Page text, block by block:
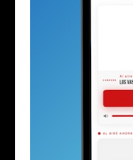
Plan de
publicado la